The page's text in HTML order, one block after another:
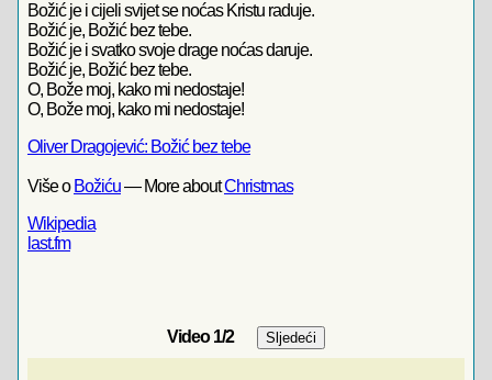
Božić je i cijeli svijet se noćas Kristu raduje.
Božić je, Božić bez tebe.
Božić je i svatko svoje drage noćas daruje.
Božić je, Božić bez tebe.
O, Bože moj, kako mi nedostaje!
O, Bože moj, kako mi nedostaje!
Oliver Dragojević: Božić bez tebe
Više o Božiću— More aboutChristmas
Wikipedia
last.fm
Video1/2